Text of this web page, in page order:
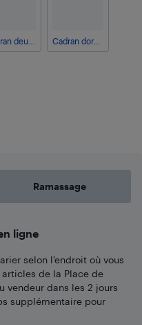
Ramassage
ligne
selon l'endroit où vous
de la Place de
vendeur dans les 2 jours
supplémentaire pour